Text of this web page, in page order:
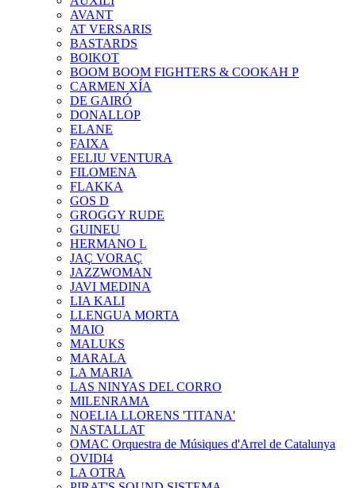
AVANT
AT VERSARIS
BASTARDS
BOIKOT
BOOM BOOM FIGHTERS & COOKAH P
CARMEN XÍA
DE GAIRÓ
DONALLOP
ELANE
FAIXA
FELIU VENTURA
FILOMENA
FLAKKA
GOS D
GROGGY RUDE
GUINEU
HERMANO L
JAÇ VORAÇ
JAZZWOMAN
JAVI MEDINA
LIA KALI
LLENGUA MORTA
MAIO
MALUKS
MARALA
LA MARIA
LAS NINYAS DEL CORRO
MILENRAMA
NOELIA LLORENS 'TITANA'
NASTALLAT
OMAC Orquestra de Músiques d'Arrel de Catalunya
OVIDI4
LA OTRA